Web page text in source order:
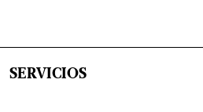
SERVICIOS